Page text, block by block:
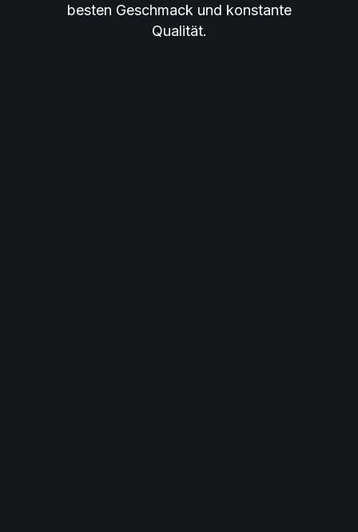
besten Geschmack und konstante
Qualität.